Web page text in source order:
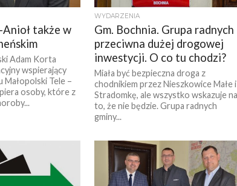
także w
Adam Korta
wspierający
Tele –
osoby, które z
WYDARZENIA
Gm. Bochnia. Grupa radnych
przeciwna dużej drogowej
inwestycji. O co tu chodzi?
Miała być bezpieczna droga z
chodnikiem przez Nieszkowice Małe i
Stradomkę, ale wszystko wskazuje na
to, że nie będzie. Grupa radnych
gminy...